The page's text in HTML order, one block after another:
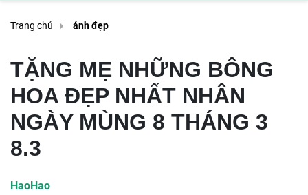
Trang chủ ảnh đẹp
TẶNG MẸ NHỮNG BÔNG
HOA ĐẸP NHẤT NHÂN
NGÀY MÙNG 8 THÁNG 3
8.3
HaoHao